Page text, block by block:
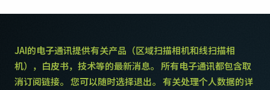
JAI的电子通讯提供有关产品（区域扫描相机和线扫描相
机），白皮书，技术等的最新消息。 所有电子通讯都包含取
消订阅链接。 您可以随时选择退出。 有关处理个人数据的详